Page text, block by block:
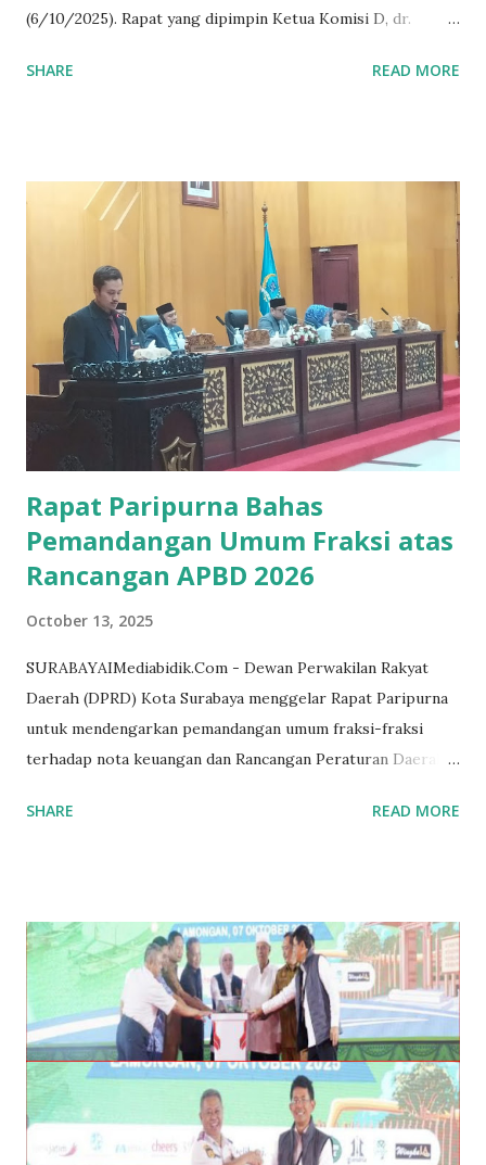
(6/10/2025). Rapat yang dipimpin Ketua Komisi D, dr.
Pendidikan (Dispendik), Dinas Sosial (Dinsos), Dinas
warga kembali mencuat, terutama terkait kasus penahanan
ijazah akibat tunggakan biaya sekolah. Anggota Komisi D,
Ajeng Wira Wati, menekankan bahwa Surabaya sebagai kota
besar harus hadir penuh melayani warganya, termasuk
memastikan tidak ada anak putus sekolah hanya karena
ijazah tertahan. Ia meminta Baznas bersama Pemkot
mencari solusi permanen agar kasus serupa tidak lagi
terulang. Masalah "tebus ijazah" juga disorot anggota
Komisi D, dr. Zuhrotul Mar'ah. Ia mengungkapkan, selama
ini pola bant...
SHARE READ MORE
Rapat Paripurna Bahas
Pemandangan Umum Fraksi atas
Rancangan APBD 2026
October 13, 2025
SURABAYAIMediabidik.Com - Dewan Perwakilan Rakyat
Daerah (DPRD) Kota Surabaya menggelar Rapat Paripurna
untuk mendengarkan pemandangan umum fraksi-fraksi
terhadap nota keuangan dan Rancangan Peraturan Daerah
yang dipimpin oleh Wakil Ketua DPRD Kota Surabaya,
jajaran pimpinan BUMD, 38 anggota dewan, pimpinan
perangkat daerah, serta para undangan dan awak media.
Dalam sambutannya, Bahtiyar Rifai menyampaikan,
"Paripurna dihadiri oleh 38 anggota dewan. Dengan
demikian, quorum rapat telah tercapai sesuai Pasal 102 ayat
1 huruf b Peraturan DPRD Nomor 1 Tahun 2018 tentang
Tata Tertib DPRD Kota Surabaya sebagaimana telah diubah
ketiga kalinya dengan Peraturan DPRD Nomor 1 Tahun
SHARE READ MORE